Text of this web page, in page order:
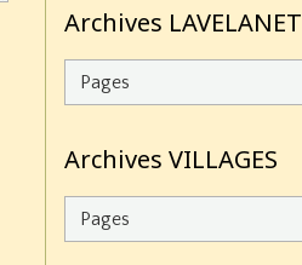
Archives LAVELANET
Archives VILLAGES